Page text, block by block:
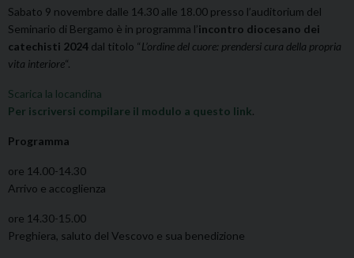
Sabato 9 novembre dalle 14.30 alle 18.00 presso l’auditorium del
Seminario di Bergamo è in programma l’incontro diocesano dei
catechisti 2024 dal titolo “L’ordine del cuore: prendersi cura della propria
vita interiore“.
Scarica la locandina
Per iscriversi compilare il modulo a questo link.
Programma
ore 14.00-14.30
Arrivo e accoglienza
ore 14.30-15.00
Preghiera, saluto del Vescovo e sua benedizione